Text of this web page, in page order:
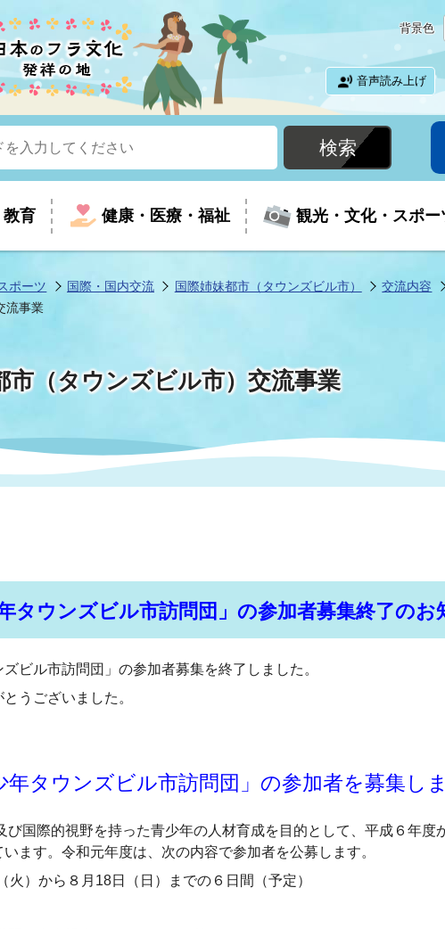
背景色
音声読み上げ
いざという時に
マイナンバー 住まい・生活・相談
移住・定住
教育
子育て
健康・医療・福祉
健康
地域包括ケア(介護予防等) 福祉事業者向け情報
地域福祉
新型コロナウイルス感染
観光・文化・スポー
年間イベントの案内
モデルコース 歴史・文化
教育旅行
産業振興
福祉・介護 都市計画・開発・建築
除染事業
市長室
広報 広聴
行政改革
審議会など いわき市広告事業
農業委員会
市民意見募集(パブリック
水道局 施設案内
ポーツ 国際・国内交流 国際姉妹都市（タウンズビル市）
交流内容
流事業
（タウンズビル市）交流事業
タウンズビル市訪問団」の参加者募集終了のお
ビル市訪問団」の参加者募集を終了しました。
うございました。
年タウンズビル市訪問団」の参加者を募集し
び国際的視野を持った青少年の人材育成を目的として、平成６年
ます。令和元年度は、次の内容で参加者を公募します。
火）から８月 18日（日）までの６日間（予定）